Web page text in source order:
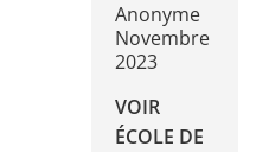
Anonyme
Novembre
2023
VOIR
ÉCOLE DE